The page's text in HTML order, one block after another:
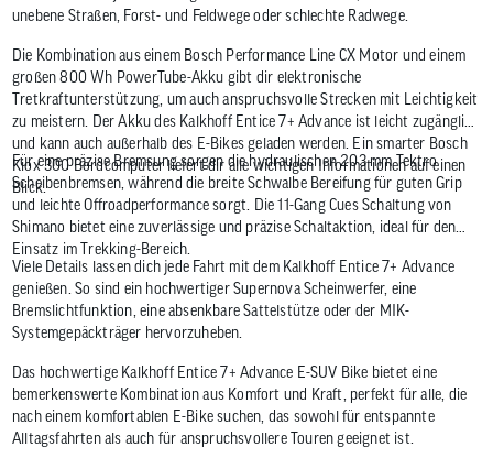
unebene Straßen, Forst- und Feldwege oder schlechte Radwege.
Die Kombination aus einem Bosch Performance Line CX Motor und einem
großen 800 Wh PowerTube-Akku gibt dir elektronische
Tretkraftunterstützung, um auch anspruchsvolle Strecken mit Leichtigkeit
zu meistern. Der Akku des Kalkhoff Entice 7+ Advance ist leicht zugänglich
und kann auch außerhalb des E-Bikes geladen werden. Ein smarter Bosch
Kiox 300 Bordcomputer liefert dir alle wichtigen Informationen auf einen
Blick.
Für eine präzise Bremsung sorgen die hydraulischen 203 mm Tektro
Scheibenbremsen, während die breite Schwalbe Bereifung für guten Grip
und leichte Offroadperformance sorgt. Die 11-Gang Cues Schaltung von
Shimano bietet eine zuverlässige und präzise Schaltaktion, ideal für den
Einsatz im Trekking-Bereich.
Viele Details lassen dich jede Fahrt mit dem Kalkhoff Entice 7+ Advance
genießen. So sind ein hochwertiger Supernova Scheinwerfer, eine
Bremslichtfunktion, eine absenkbare Sattelstütze oder der MIK-
Systemgepäckträger hervorzuheben.
Das hochwertige Kalkhoff Entice 7+ Advance E-SUV Bike bietet eine
bemerkenswerte Kombination aus Komfort und Kraft, perfekt für alle, die
nach einem komfortablen E-Bike suchen, das sowohl für entspannte
Alltagsfahrten als auch für anspruchsvollere Touren geeignet ist.